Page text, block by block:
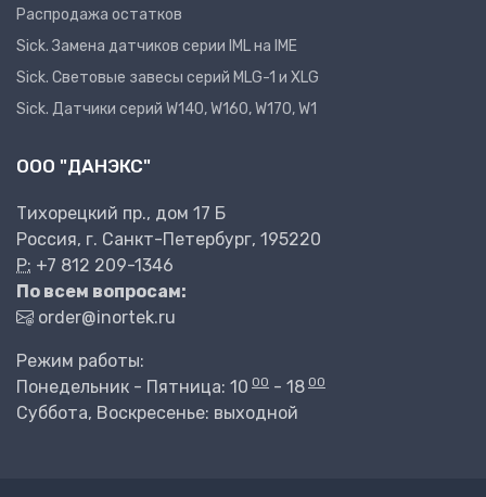
Распродажа остатков
Sick. Замена датчиков серии IML на IME
Sick. Световые завесы серий MLG-1 и XLG
Sick. Датчики серий W140, W160, W170, W1
ООО "ДАНЭКС"
Тихорецкий пр., дом 17 Б
Россия, г. Санкт-Петербург, 195220
P: +7 812 209-1346
По всем вопросам:
order@inortek.ru
Режим работы:
Понедельник - Пятница: 10 00 - 18 00
Суббота, Воскресенье: выходной